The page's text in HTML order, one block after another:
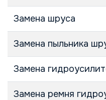
Замена шруса
Замена пыльника
Замена
Замена ремня